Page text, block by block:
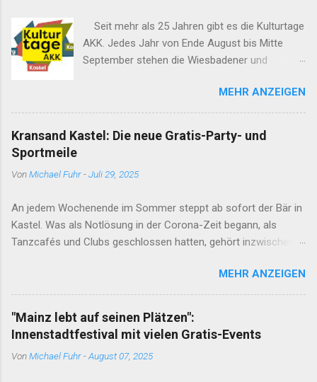
Seit mehr als 25 Jahren gibt es die Kulturtage
AKK. Jedes Jahr von Ende August bis Mitte
September stehen die Wiesbadener und
Kastel und Kostheim im Mittelpunkt von
Bühnenprogramm, Ausstellungen, Open-Air-
Kino und vielem mehr. Viele der Events sind
kostenlos. Hier geht es zum Programm. Die
Amöneburg, Kastel und Kostheim (AKK) finden
September statt – seit über 25 Jahren!
MEHR ANZEIGEN
Kransand Kastel: Die neue Gratis-Party- und
Sportmeile
VonMichael Fuhr -Juli 29, 2025
An jedem Wochenende im Sommer steppt ab sofort der Bär in
Kastel. Was als Notlösung in der Corona-Zeit begann, als
Tanzcafés und Clubs geschlossen hatten, gehört inzwischen in
legen auf und animieren auf zwei Äras zum Mittanzen direkt
am Rhein mit bestem Blick rüber nach Mainz. Weiter oben auf
dem Gelände können Sport- und Kraftgeräte kostenlos genutzt
werden - als Fitnesstudio unter freiem Himmel. Ferner gibt es
Platte.
MEHR ANZEIGEN
"Mainz lebt auf seinen Plätzen":
Innenstadtfestival mit vielen Gratis-Events
VonMichael Fuhr -August 07, 2025